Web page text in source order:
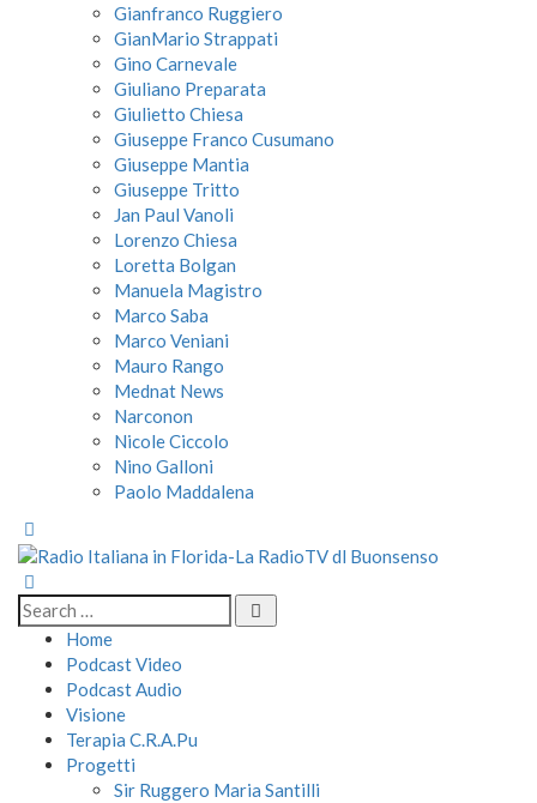
Gianfranco Ruggiero
GianMario Strappati
Gino Carnevale
Giuliano Preparata
Giulietto Chiesa
Giuseppe Franco Cusumano
Giuseppe Mantia
Giuseppe Tritto
Jan Paul Vanoli
Lorenzo Chiesa
Loretta Bolgan
Manuela Magistro
Marco Saba
Marco Veniani
Mauro Rango
Mednat News
Narconon
Nicole Ciccolo
Nino Galloni
Paolo Maddalena
Home
Podcast Video
Podcast Audio
Visione
Terapia C.R.A.Pu
Progetti
Sir Ruggero Maria Santilli